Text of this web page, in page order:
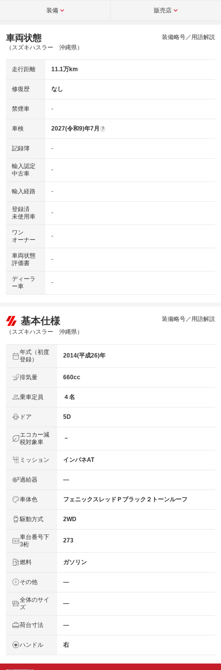
装備 販売店
車両状態
（スズキハスラー 沖縄県）
装備略号／用語解説
走行距離 11.1万km
修復歴 なし
禁煙車 -
車検 2027(令和9)年7月 ?
記録簿 -
輸入認定
中古車
-
輸入経路 -
登録済
未使用車
-
ワン
オーナー
-
車両状態
評価書
-
ディーラ
ー車
-
基本仕様
（スズキハスラー 沖縄県）
装備略号／用語解説
年式（初度
登録）
2014(平成26)年
排気量 660cc
乗車定員 ４名
ドア 5D
エコカー減
税対象車
－
ミッション インパネAT
過給器 ―
車体色 フェニックスレッドＰブラック２トーンルーフ
駆動方式 2WD
車台番号下
3桁
273
燃料 ガソリン
その他 ―
全体のサイ
ズ
―
荷台寸法 ―
ハンドル 右